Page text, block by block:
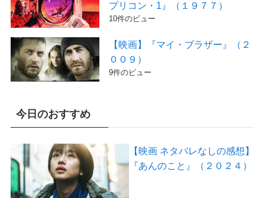
プリコン・1』（１９７７）
10件のビュー
【映画】『マイ・ブラザー』（２
００９）
9件のビュー
今日のおすすめ
【映画 ネタバレなしの感想】
『あんのこと』（２０２４）